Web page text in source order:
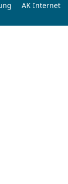
AK Internet